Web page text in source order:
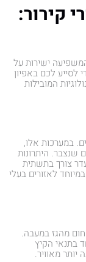
קירור:
ישירות על
לכם באפיון
המובילות
במערכות אלו,
שנצבר. היתרונות
צורך בתשתית
לאזורים בעלי
מהגז במעבה.
בתנאי הקיץ
מאוויר.